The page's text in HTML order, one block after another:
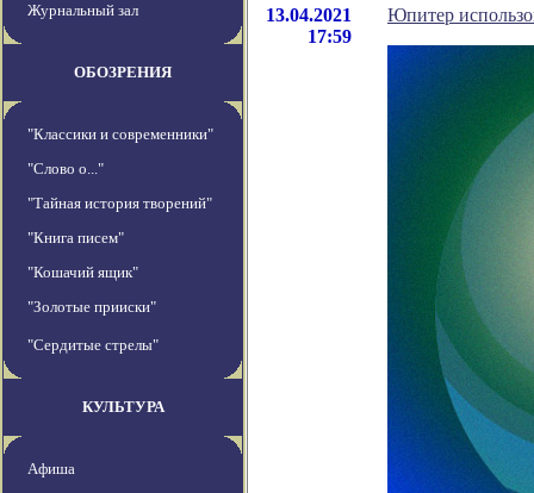
Журнальный зал
ОБОЗРЕНИЯ
"Классики и современники"
"Слово о..."
"Тайная история творений"
"Книга писем"
"Кошачий ящик"
"Золотые прииски"
"Сердитые стрелы"
КУЛЬТУРА
Афиша
13.04.2021
17:59
Юпитер